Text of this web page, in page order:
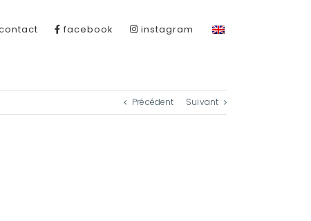
facebook instagram
Précédent Suivant